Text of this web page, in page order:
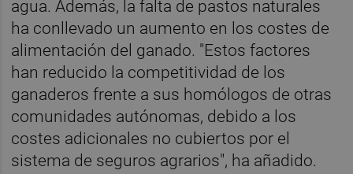
agua. Además, la falta de pastos naturales
ha conllevado un aumento en los costes de
alimentación del ganado. "Estos factores
han reducido la competitividad de los
ganaderos frente a sus homólogos de otras
comunidades autónomas, debido a los
costes adicionales no cubiertos por el
sistema de seguros agrarios", ha añadido.